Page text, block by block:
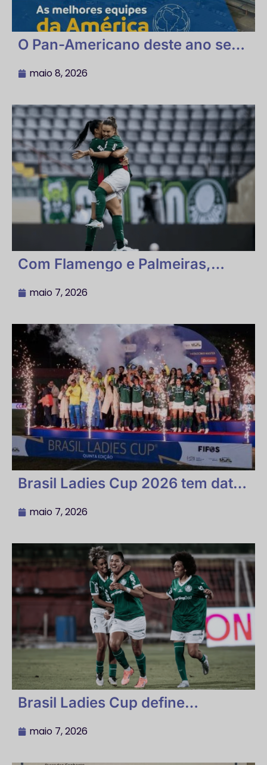
O Pan-Americano deste ano será
de Futebol 7 Society da América
maio 8, 2026
Com Flamengo e Palmeiras,
confirmada no Brinco de Ouro
maio 7, 2026
Brasil Ladies Cup 2026 tem data,
maio 7, 2026
Brasil Ladies Cup define
participantes, datas e local; veja
maio 7, 2026